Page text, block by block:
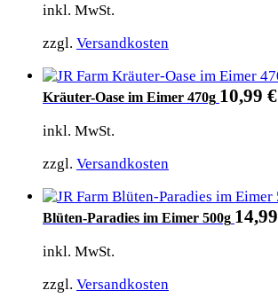
inkl. MwSt.
zzgl. Versandkosten
Kräuter-Oase im Eimer 470g 10,99 €
inkl. MwSt.
zzgl. Versandkosten
Blüten-Paradies im Eimer 500g 14,99
inkl. MwSt.
zzgl. Versandkosten